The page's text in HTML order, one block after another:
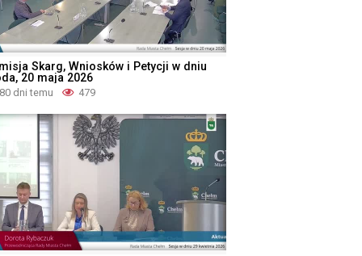
Skarg, Wniosków i Petycji w dniu
20 maja 2026
80 dni temu 479